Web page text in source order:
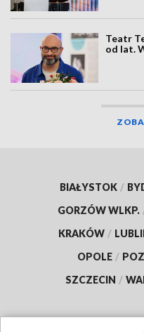
Teatr
od lat.
BIAŁYSTOK /
GORZÓW WLKP.
KRAKÓW /
OPOLE /
SZCZECIN /